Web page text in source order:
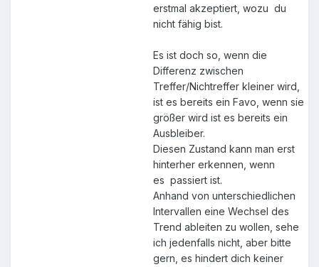
erstmal akzeptiert, wozu du
nicht fähig bist.
Es ist doch so, wenn die
Differenz zwischen
Treffer/Nichtreffer kleiner wird,
ist es bereits ein Favo, wenn sie
größer wird ist es bereits ein
Ausbleiber.
Diesen Zustand kann man erst
hinterher erkennen, wenn
es passiert ist.
Anhand von unterschiedlichen
Intervallen eine Wechsel des
Trend ableiten zu wollen, sehe
ich jedenfalls nicht, aber bitte
gern, es hindert dich keiner